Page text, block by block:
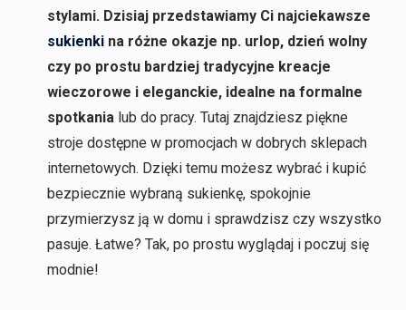
stylami. Dzisiaj przedstawiamy Ci najciekawsze
sukienkina różne okazje np. urlop, dzień wolny
czy po prostu bardziej tradycyjne kreacje
wieczorowe i eleganckie, idealne na formalne
spotkania lub do pracy. Tutaj znajdziesz piękne
stroje dostępne w promocjach w dobrych sklepach
internetowych. Dzięki temu możesz wybrać i kupić
bezpiecznie wybraną sukienkę, spokojnie
przymierzysz ją w domu i sprawdzisz czy wszystko
pasuje. Łatwe? Tak, po prostu wyglądaj i poczuj się
modnie!